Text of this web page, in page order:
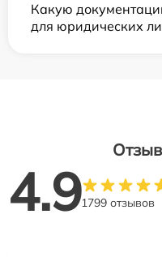
Какую
для юридических
4.91799 отзывов